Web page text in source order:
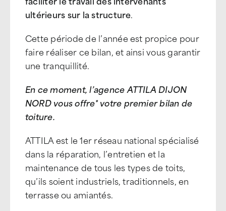
ultérieurs sur la structure.
Cette période de l’année est propice pour
faire réaliser ce bilan, et ainsi vous garantir
une tranquillité.
En ce moment, l’agence ATTILA DIJON
NORD vous offre* votre premier bilan de
toiture.
ATTILA est le 1er réseau national spécialisé
dans la réparation, l’entretien et la
maintenance de tous les types de toits,
qu’ils soient industriels, traditionnels, en
terrasse ou amiantés.